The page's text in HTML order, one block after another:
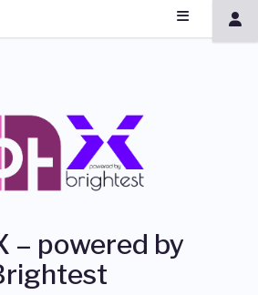
– powered by